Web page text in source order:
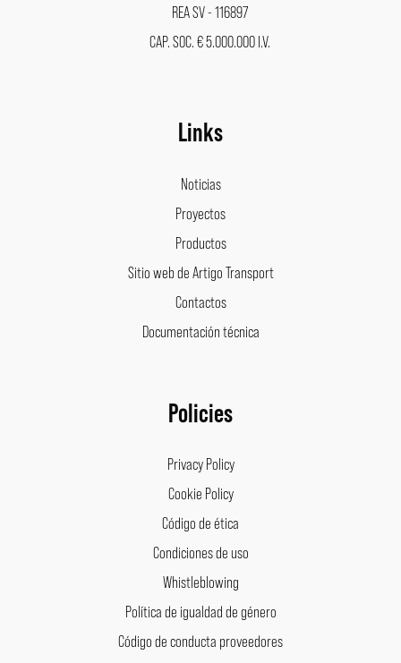
REA SV - 116897
CAP. SOC. € 5.000.000 I.V.
Links
Noticias
Proyectos
Productos
Sitio web de Artigo Transport
Contactos
Documentación técnica
Policies
Privacy Policy
Cookie Policy
Código de ética
Condiciones de uso
Whistleblowing
Política de igualdad de género
Código de conducta proveedores